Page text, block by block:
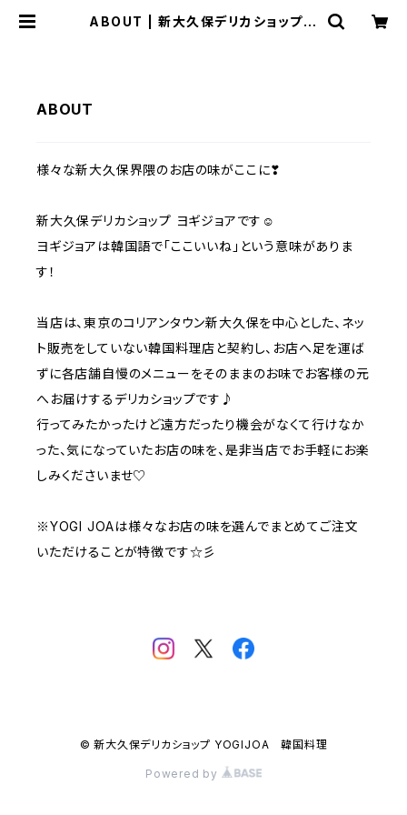
ABOUT | 新大久保デリカショップ Y
ABOUT
様々な新大久保界隈のお店の味がここに❣
新大久保デリカショップ ヨギジョアです☺️
ヨギジョアは韓国語で「ここいいね」という意味がありま
す！
当店は、東京のコリアンタウン新大久保を中心とした、ネッ
ト販売をしていない韓国料理店と契約し、お店へ足を運ば
ずに各店舗自慢のメニューをそのままのお味でお客様の元
へお届けするデリカショップです♪
行ってみたかったけど遠方だったり機会がなくて行けなか
った、気になっていたお店の味を、是非当店でお手軽にお楽
しみくださいませ♡
※YOGI JOAは様々なお店の味を選んでまとめてご注文
いただけることが特徴です☆彡
© 新大久保デリカショップ YOGIJOA 韓国料理
Powered by